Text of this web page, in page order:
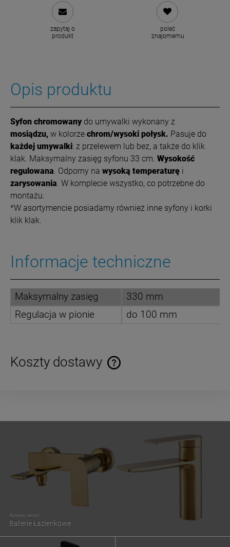
zapytaj o
produkt
poleć
znajomemu
Opis produktu
Syfon chromowany do umywalki wykonany z
mosiądzu, w kolorze chrom/wysoki połysk. Pasuje do
każdej umywalki: z przelewem lub bez, a także do klik
klak. Maksymalny zasięg syfonu 33 cm. Wysokość
regulowana . Odporny na wysoką temperaturę i
zarysowania . W komplecie wszystko, co potrzebne do
montażu.
*W asortymencie posiadamy również inne syfony i korki
klik klak.
Informacje techniczne
Maksymalny zasięg
330 mm
Regulacja w pionie
do 100 mm
Koszty dostawy
Cena nie zawiera ewentualnych kosztów płatności
Wysokiej Jakości
Baterie Łazienkowe